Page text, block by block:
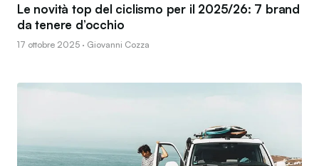
Le novità top del ciclismo per il 2025/26: 7 brand
da tenere d’occhio
17 ottobre 2025 · Giovanni Cozza